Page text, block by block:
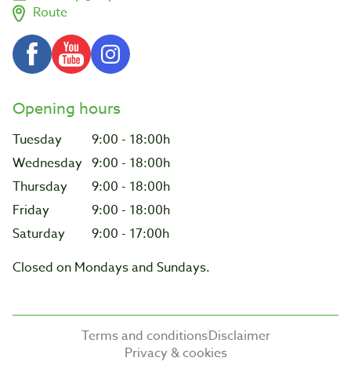
Route
Opening hours
Tuesday
9:00 - 18:00h
Wednesday 9:00 - 18:00h
Thursday
9:00 - 18:00h
Friday
9:00 - 18:00h
Saturday
9:00 - 17:00h
Closed on Mondays and Sundays.
Terms and conditionsDisclaimer
Privacy & cookies